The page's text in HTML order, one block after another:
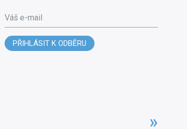
Váš e-mail
PŘIHLÁSIT K ODBĚRU